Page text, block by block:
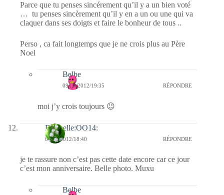
Parce que tu penses sincérement qu’il y a un bien voté
… tu penses sincèrement qu’il y en a un ou une qui va
claquer dans ses doigts et faire le bonheur de tous ..
Perso , ca fait longtemps que je ne crois plus au Père
Noel
Belbe
09/02/2012/19:35 RÉPONDRE
moi j’y crois toujours 😉
Dani-elle:OO14:
09/02/2012/18:40 RÉPONDRE
je te rassure non c’est pas cette date encore car ce jour
c’est mon anniversaire. Belle photo. Muxu
Belbe